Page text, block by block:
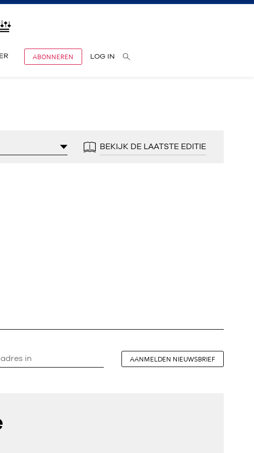
ABONNEREN LOG IN
BEKIJK DE LAATSTE EDITIE
AANMELDEN NIEUWSBRIEF